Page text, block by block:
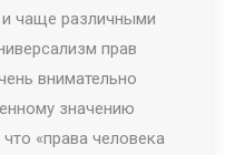
чаще различными
прав
внимательно
значению
«права человека